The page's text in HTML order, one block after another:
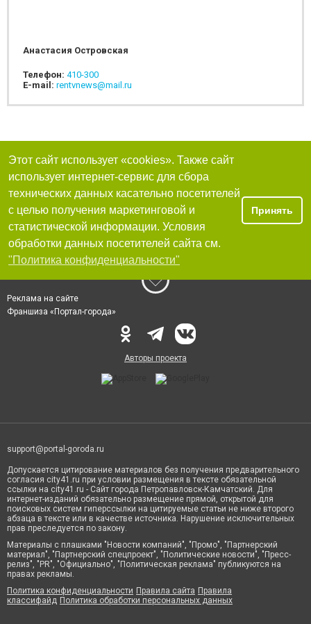
Анастасия Островская
Телефон: 410-300
E-mail: rentvnews@mail.ru
Этот сайт использует «cookies». Также сайт
использует интернет-сервис для сбора
технических данных касательно посетителей
с целью получения маркетинговой и
статистической информации. Условия
обработки данных посетителей сайта см.
"Политика конфиденциальности"
Принять
Реклама на сайте
Франшиза «Портал-города»
Авторы проекта
support@portal-goroda.ru
Допускается цитирование материалов без получения предварительного
согласия city41.ru при условии размещения в тексте обязательной
ссылки на city41.ru - Сайт города Петропавловск-Камчатский. Для
интернет-изданий обязательно размещение прямой, открытой для
поисковых систем гиперссылки на цитируемые статьи не ниже второго
абзаца в тексте или в качестве источника. Нарушение исключительных
прав преследуется по закону.
Материалы с плашками "Новости компаний", "Промо", "Партнерский
материал", "Партнерский спецпроект", "Политические новости", "Пресс-
релиз", "PR", "Официально", "Политическая реклама" публикуются на
правах рекламы.
Политика конфиденциальности Правила сайта Правила
классифайд Политика обработки персональных данных